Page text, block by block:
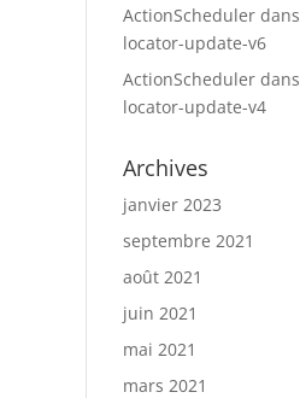
ActionScheduler dans
locator-update-v6
ActionScheduler dans
locator-update-v4
Archives
janvier 2023
septembre 2021
août 2021
juin 2021
mai 2021
mars 2021